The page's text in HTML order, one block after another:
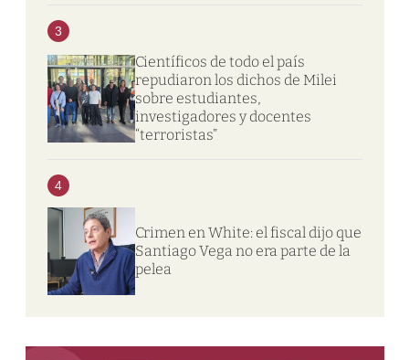
3
Científicos de todo el país
repudiaron los dichos de Milei
sobre estudiantes,
investigadores y docentes
“terroristas”
4
Crimen en White: el fiscal dijo que
Santiago Vega no era parte de la
pelea